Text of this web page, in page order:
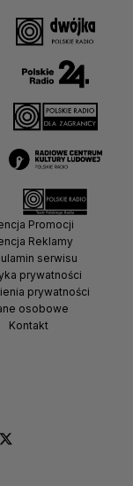
Promocji
Reklamy
serwisu
prywatności
prywatności
osobowe
Kontakt